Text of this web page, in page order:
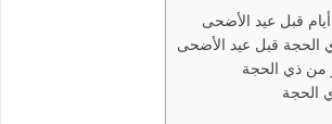
قبل عيد الأضحى
الحجة قبل عيد الأضحى
من ذي الحجة
الحجة